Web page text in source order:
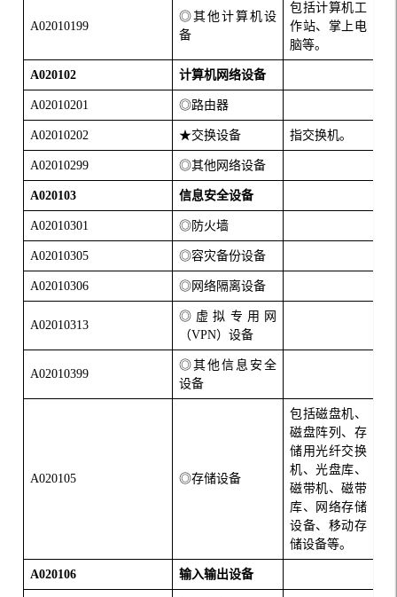
A02010199
◎其他计算机设
备
包括计算机工
作站、掌上电
脑等。
A020102 计算机网络设备
A02010201 ◎路由器
A02010202 ★交换设备 指交换机。
A02010299 ◎其他网络设备
A020103 信息安全设备
A02010301 ◎防火墙
A02010305 ◎容灾备份设备
A02010306 ◎网络隔离设备
A02010313
◎虚拟专用网
（VPN）设备
A02010399
◎其他信息安全
设备
A020105 ◎存储设备
包括磁盘机、
磁盘阵列、存
储用光纤交换
机、光盘库、
磁带机、磁带
库、网络存储
设备、移动存
储设备等。
A020106 输入输出设备